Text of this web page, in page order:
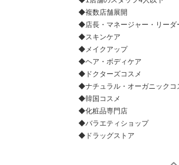
◆複数店舗展開
◆店長・マネージャー・リーダ
◆スキンケア
◆メイクアップ
◆ヘア・ボディケア
◆ドクターズコスメ
◆ナチュラル・オーガニックコ
◆韓国コスメ
◆化粧品専門店
◆バラエティショップ
◆ドラッグストア